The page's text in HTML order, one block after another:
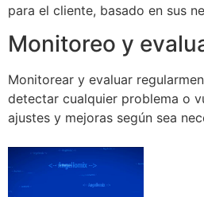
para el cliente, basado en sus
Monitoreo y
Monitorear y evaluar
detectar cualquier problema o
ajustes y mejoras según sea